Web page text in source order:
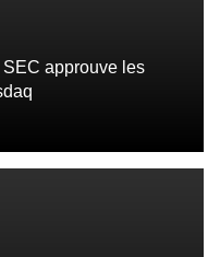
approuve les